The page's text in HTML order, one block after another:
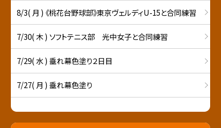
8/3( 月 ) 《桃花台野球部》東京ヴェルディU-15と合同練習
7/30( 木 ) ソフトテニス部 光中女子と合同練習
7/29( 水 ) 垂れ幕色塗り２日目
7/27( 月 ) 垂れ幕色塗り